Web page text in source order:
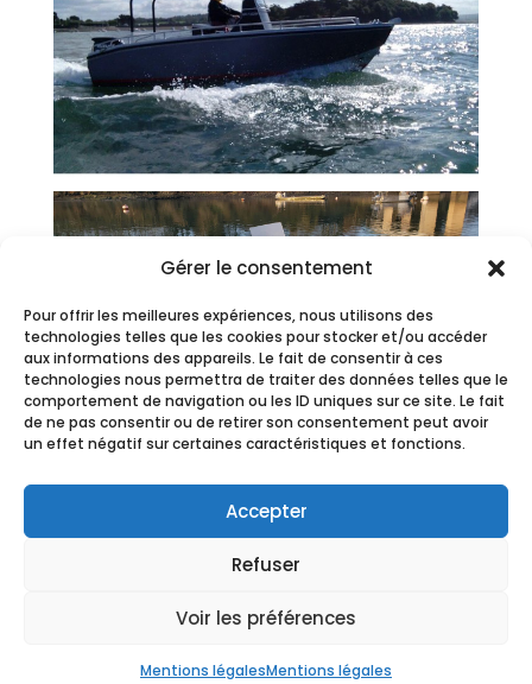
Gérer le consentement
Pour offrir les meilleures expériences, nous utilisons des
technologies telles que les cookies pour stocker et/ou accéder
aux informations des appareils. Le fait de consentir à ces
technologies nous permettra de traiter des données telles que le
comportement de navigation ou les ID uniques sur ce site. Le fait
de ne pas consentir ou de retirer son consentement peut avoir
un effet négatif sur certaines caractéristiques et fonctions.
Accepter
Refuser
Voir les préférences
Mentions légalesMentions légales